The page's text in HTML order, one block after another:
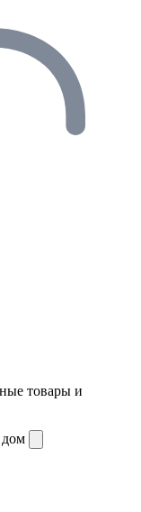
товары и
дом